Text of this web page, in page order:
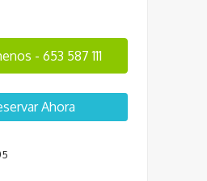
- 653 587 111
Ahora